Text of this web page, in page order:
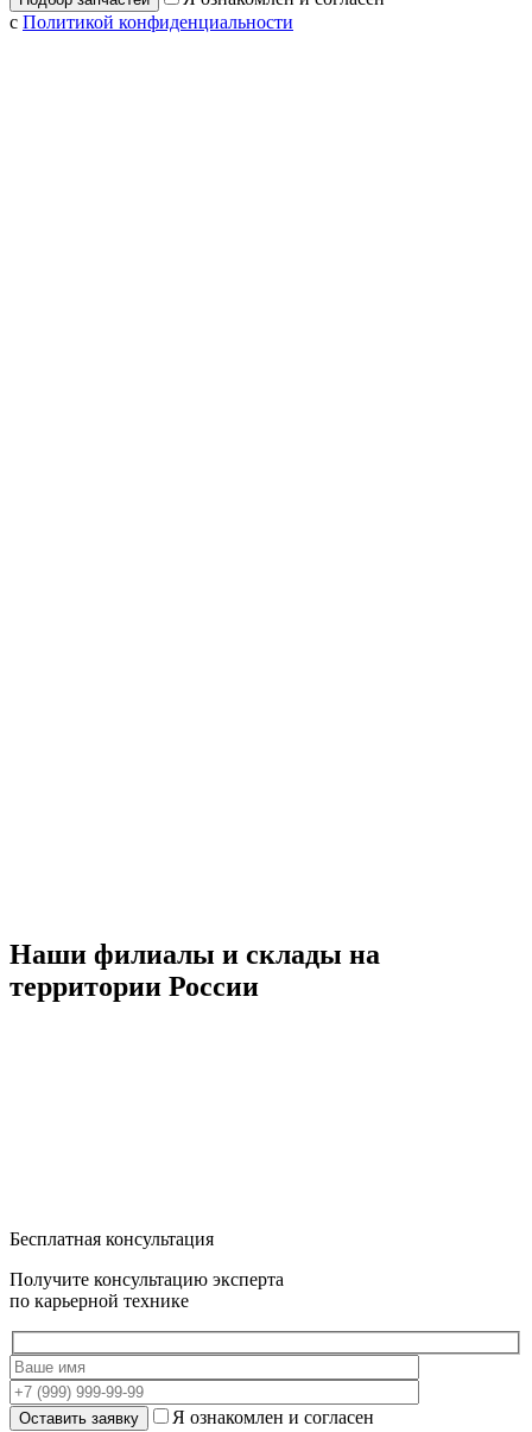
с Политикой конфиденциальности
Наши филиалы и склады на
территории России
Бесплатная консультация
Получите консультацию эксперта
по карьерной технике
Я ознакомлен и согласен